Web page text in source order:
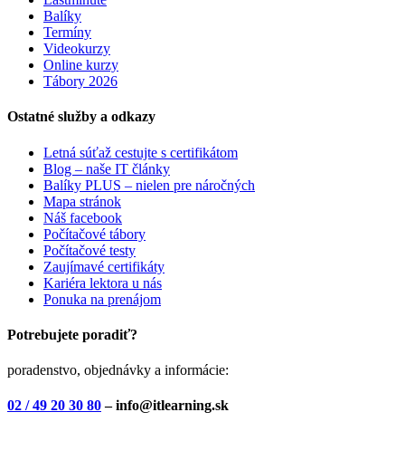
Balíky
Termíny
Videokurzy
Online kurzy
Tábory 2026
Ostatné služby a odkazy
Letná súťaž cestujte s certifikátom
Blog – naše IT články
Balíky PLUS – nielen pre náročných
Mapa stránok
Náš facebook
Počítačové tábory
Počítačové testy
Zaujímavé certifikáty
Kariéra lektora u nás
Ponuka na prenájom
Potrebujete poradiť?
poradenstvo, objednávky a informácie:
02 / 49 20 30 80– info@itlearning.sk